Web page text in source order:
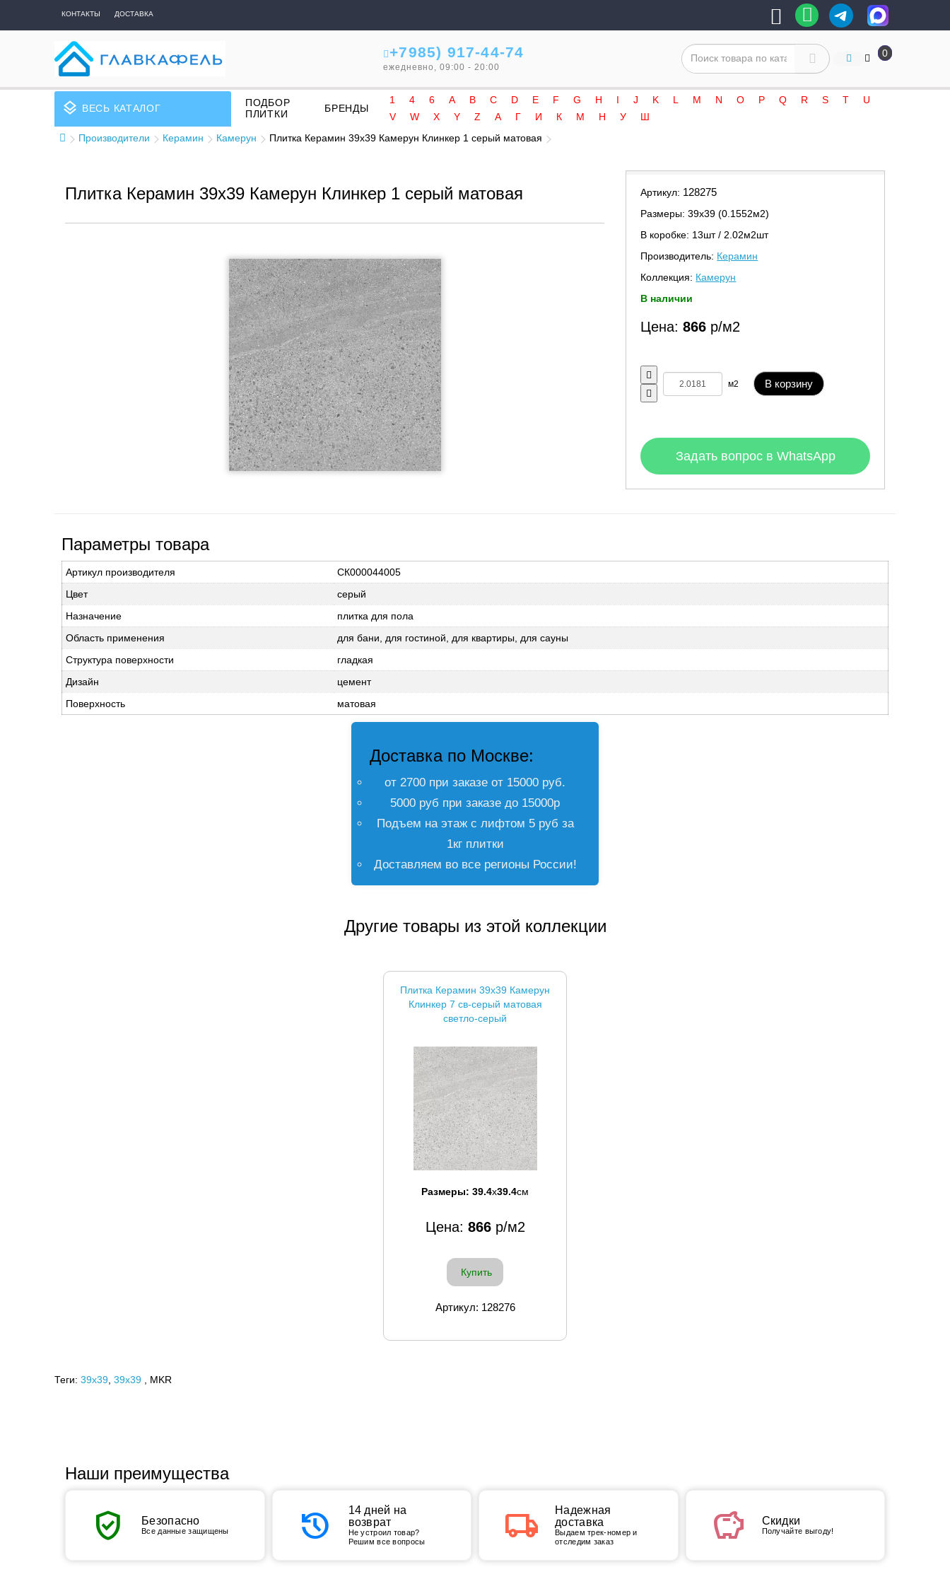
КОНТАКТЫ ДОСТАВКА
+7985) 917-44-74
ежедневно, 09:00 - 20:00
0
layers ВЕСЬ КАТАЛОГ
ПОДБОР
ПЛИТКИ
БРЕНДЫ
1 4 6 A B C D E F G H I J K L M N O P Q R S T
U
V
W X Y Z А Г И К М Н У
Ш
Производители
Керамин Камерун Плитка Керамин 39x39 Камерун Клинкер 1 серый матовая
Плитка Керамин 39x39 Камерун Клинкер 1 серый матовая Артикул: 128275
Размеры: 39х39 (0.1552м2)
В коробке: 13шт / 2.02м2шт
Производитель: Керамин
Коллекция: Камерун
В наличии
Цена:866 р/м2
м2 В корзину
Задать вопрос в WhatsApp
Параметры товара
Артикул производителя
СК000044005
Цвет
серый
Назначение
плитка для пола
Область применения
для бани, для гостиной, для квартиры, для сауны
Структура поверхности
гладкая
Дизайн
цемент
Поверхность
матовая
Доставка по Москве:
от 2700 при заказе от 15000 руб.
5000 руб при заказе до 15000р
Подъем на этаж с лифтом 5 руб за
1кг плитки
Доставляем во все регионы России!
Другие товары из этой коллекции
Плитка Керамин 39x39 Камерун
Клинкер 7 св-серый матовая
светло-серый
Размеры: 39.4x39.4см
Цена: 866р/м2
Купить
Артикул: 128276
Теги: 39x39 39х39 , MKR
Наши преимущества
verified_user Безопасно
Все данные защищены history
14 дней на
возврат
Не устроил товар?
Решим все вопросы
local_shipping
Надежная
доставка
Выдаем трек-номер и
отследим заказ
savings Скидки
Получайте выгоду!